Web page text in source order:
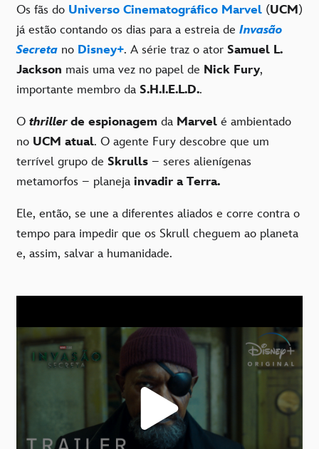
Os fãs do Universo Cinematográfico Marvel (UCM)
já estão contando os dias para a estreia de Invasão
Secreta no Disney+. A série traz o ator Samuel L.
Jackson mais uma vez no papel de Nick Fury,
importante membro da S.H.I.E.L.D..
O thriller de espionagem da Marvel é ambientado
no UCM atual. O agente Fury descobre que um
terrível grupo de Skrulls – seres alienígenas
metamorfos – planeja invadir a Terra.
Ele, então, se une a diferentes aliados e corre contra o
tempo para impedir que os Skrull cheguem ao planeta
e, assim, salvar a humanidade.